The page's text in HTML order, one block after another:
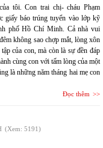
tôi. Con trai chị- cháu Phạm
giấy báo trúng tuyển vào lớp kỹ
phố Hồ Chí Minh. Cả nhà vui
không sao chợp mắt, lòng xôn
của con, mà còn là sự đền đáp
cùng con với tấm lòng của một
là những năm tháng hai mẹ con
Đọc thêm
(Xem: 5191)